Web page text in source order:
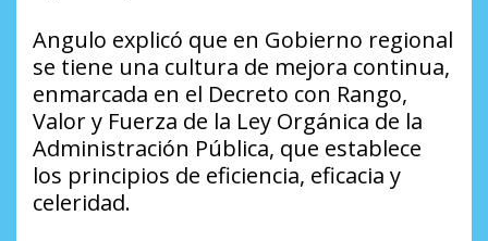
Angulo explicó que en Gobierno regional
se tiene una cultura de mejora continua,
enmarcada en el Decreto con Rango,
Valor y Fuerza de la Ley Orgánica de la
Administración Pública, que establece
los principios de eficiencia, eficacia y
celeridad.